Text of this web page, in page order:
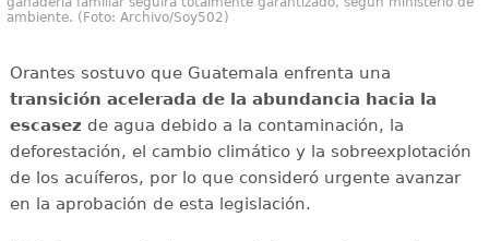
ambiente. (Foto: Archivo/Soy502)
Orantes sostuvo que Guatemala enfrenta una
transición acelerada de la abundancia hacia la
escasez de agua debido a la contaminación, la
deforestación, el cambio climático y la sobreexplotación
de los acuíferos, por lo que consideró urgente avanzar
en la aprobación de esta legislación.